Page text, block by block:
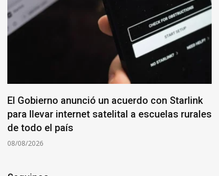
El Gobierno anunció un acuerdo con Starlink
para llevar internet satelital a escuelas rurales
de todo el país
08/08/2026